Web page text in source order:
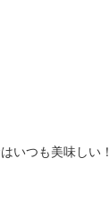
いつも美味しい！